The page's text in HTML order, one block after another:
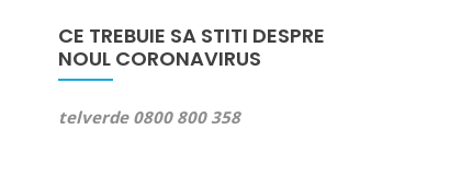
CE TREBUIE SA STITI DESPRE
NOUL CORONAVIRUS
telverde 0800 800 358